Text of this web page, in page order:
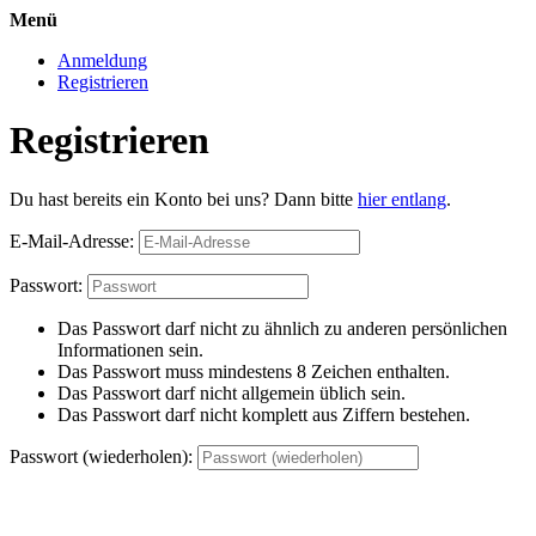
Menü
Anmeldung
Registrieren
Registrieren
Du hast bereits ein Konto bei uns? Dann bitte hier entlang.
E-Mail-Adresse:
Passwort:
Das Passwort darf nicht zu ähnlich zu anderen persönlichen
Informationen sein.
Das Passwort muss mindestens 8 Zeichen enthalten.
Das Passwort darf nicht allgemein üblich sein.
Das Passwort darf nicht komplett aus Ziffern bestehen.
Passwort (wiederholen):